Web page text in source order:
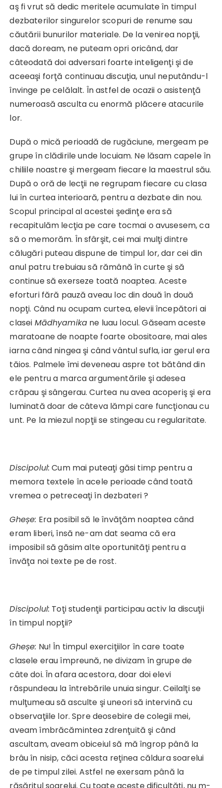
aş fi vrut să dedic meritele acumulate în timpul
dezbaterilor singurelor scopuri de renume sau
căutării bunurilor materiale. De la venirea nopţii,
dacă doream, ne puteam opri oricând, dar
câteodată doi adversari foarte inteligenţi şi de
aceeaşi forţă continuau discuţia, unul neputându-l
învinge pe celălalt. În astfel de ocazii o asistenţă
numeroasă asculta cu enormă plăcere atacurile
lor.
După o mică perioadă de rugăciune, mergeam pe
grupe în clădirile unde locuiam. Ne lăsam capele în
chiliile noastre şi mergeam fiecare la maestrul său.
După o oră de lecţii ne regrupam fiecare cu clasa
lui în curtea interioară, pentru a dezbate din nou.
Scopul principal al acestei şedinţe era să
recapitulăm lecţia pe care tocmai o avusesem, ca
să o memorăm. În sfârşit, cei mai mulţi dintre
călugări puteau dispune de timpul lor, dar cei din
anul patru trebuiau să rămână în curte şi să
continue să exerseze toată noaptea. Aceste
eforturi fără pauză aveau loc din două în două
nopţi. Când nu ocupam curtea, elevii începători ai
clasei Mādhyamika ne luau locul. Găseam aceste
maratoane de noapte foarte obositoare, mai ales
iarna când ningea şi când vântul sufla, iar gerul era
tăios. Palmele îmi deveneau aspre tot bătând din
ele pentru a marca argumentările şi adesea
crăpau şi sângerau. Curtea nu avea acoperiş şi era
luminată doar de câteva lămpi care funcţionau cu
unt. Pe la miezul nopţii se stingeau cu regularitate.
Discipolul: Cum mai puteaţi găsi timp pentru a
memora textele în acele perioade când toată
vremea o petreceaţi în dezbateri ?
Gheșe: Era posibil să le învăţăm noaptea când
eram liberi, însă ne-am dat seama că era
imposibil să găsim alte oportunităţi pentru a
învăţa noi texte pe de rost.
Discipolul: Toţi studenţii participau activ la discuţii
în timpul nopţii?
Gheșe: Nu! În timpul exerciţiilor în care toate
clasele erau împreună, ne divizam în grupe de
câte doi. În afara acestora, doar doi elevi
răspundeau la întrebările unuia singur. Ceilalţi se
mulţumeau să asculte şi uneori să intervină cu
observaţiile lor. Spre deosebire de colegii mei,
aveam îmbrăcămintea zdrenţuită şi când
ascultam, aveam obiceiul să mă îngrop până la
brâu în nisip, căci acesta reţinea căldura soarelui
de pe timpul zilei. Astfel ne exersam până la
răsăritul soarelui. Cu toate aceste dificultăţi, nu m-